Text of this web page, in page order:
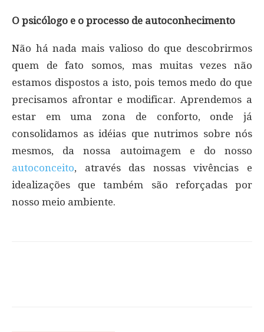
O psicólogo e o processo de autoconhecimento
Não há nada mais valioso do que descobrirmos
quem de fato somos, mas muitas vezes não
estamos dispostos a isto, pois temos medo do que
precisamos afrontar e modificar. Aprendemos a
estar em uma zona de conforto, onde já
consolidamos as idéias que nutrimos sobre nós
mesmos, da nossa autoimagem e do nosso
autoconceito, através das nossas vivências e
idealizações que também são reforçadas por
nosso meio ambiente.